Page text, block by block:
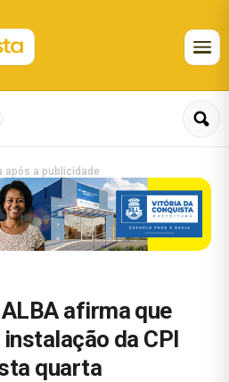
após a publicidade
afirma que
da CPI
quarta